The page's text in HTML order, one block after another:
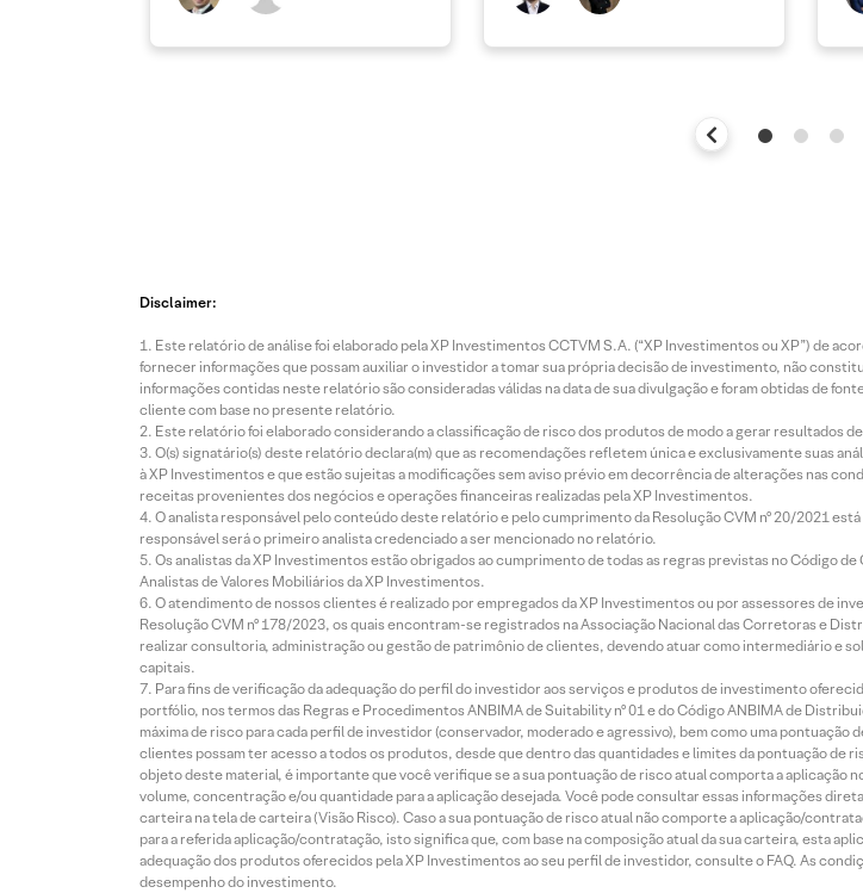
Disclaimer:
Este relatório de análise foi elaborado pela XP Investimentos CCTVM S.A. (“XP Investimentos ou XP”) de
fornecer informações que possam auxiliar o investidor a tomar sua própria decisão de investimento, não
informações contidas neste relatório são consideradas válidas na data de sua divulgação e foram obtidas de
cliente com base no presente relatório.
Este relatório foi elaborado considerando a classificação de risco dos produtos de modo a gerar resultados
O(s) signatário(s) deste relatório declara(m) que as recomendações refletem única e exclusivamente suas
à XP Investimentos e que estão sujeitas a modificações sem aviso prévio em decorrência de alterações nas
receitas provenientes dos negócios e operações financeiras realizadas pela XP Investimentos.
O analista responsável pelo conteúdo deste relatório e pelo cumprimento da Resolução CVM nº 20/2021
responsável será o primeiro analista credenciado a ser mencionado no relatório.
Os analistas da XP Investimentos estão obrigados ao cumprimento de todas as regras previstas no Código
Analistas de Valores Mobiliários da XP Investimentos.
O atendimento de nossos clientes é realizado por empregados da XP Investimentos ou por assessores de
Resolução CVM nº 178/2023, os quais encontram-se registrados na Associação Nacional das Corretoras e
realizar consultoria, administração ou gestão de patrimônio de clientes, devendo atuar como intermediário e
capitais.
Para fins de verificação da adequação do perfil do investidor aos serviços e produtos de investimento
portfólio, nos termos das Regras e Procedimentos ANBIMA de Suitability nº 01 e do Código ANBIMA de
máxima de risco para cada perfil de investidor (conservador, moderado e agressivo), bem como uma
clientes possam ter acesso a todos os produtos, desde que dentro das quantidades e limites da pontuação
objeto deste material, é importante que você verifique se a sua pontuação de risco atual comporta a aplicação
volume, concentração e/ou quantidade para a aplicação desejada. Você pode consultar essas informações
carteira na tela de carteira (Visão Risco). Caso a sua pontuação de risco atual não comporte a aplicação/
para a referida aplicação/contratação, isto significa que, com base na composição atual da sua carteira, esta
adequação dos produtos oferecidos pela XP Investimentos ao seu perfil de investidor, consulte o FAQ. As
desempenho do investimento.